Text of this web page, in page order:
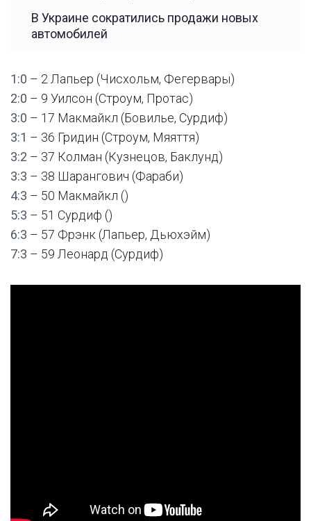
В Украине сократились продажи новых
автомобилей
1:0 – 2 Лапьер (Чисхольм, Фегервары)
2:0 – 9 Уилсон (Строум, Протас)
3:0 – 17 Макмайкл (Бовилье, Сурдиф)
3:1 – 36 Гридин (Строум, Мяяття)
3:2 – 37 Колман (Кузнецов, Баклунд)
3:3 – 38 Шарангович (Фараби)
4:3 – 50 Макмайкл ()
5:3 – 51 Сурдиф ()
6:3 – 57 Фрэнк (Лапьер, Дьюхэйм)
7:3 – 59 Леонард (Сурдиф)